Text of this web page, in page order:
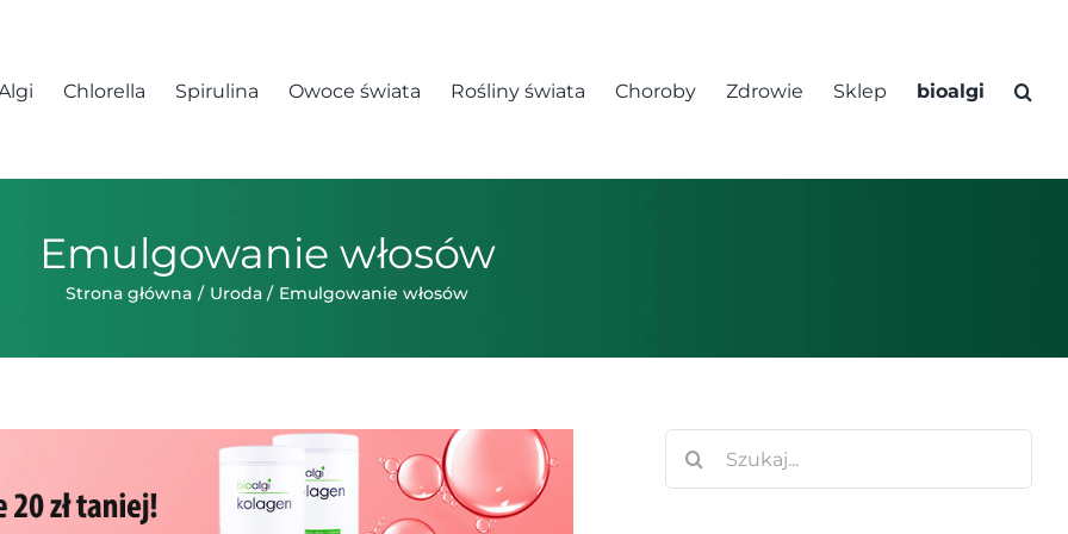
Chlorella Spirulina Owoce świata Rośliny świata Choroby Zdrowie Sklep bioalgi
Emulgowanie włosów
Strona główna Uroda Emulgowanie włosów